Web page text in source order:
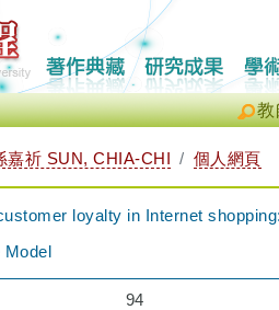
教
嘉祈 SUN, CHIA-CHI 個人網頁
loyalty in Internet
Model
94